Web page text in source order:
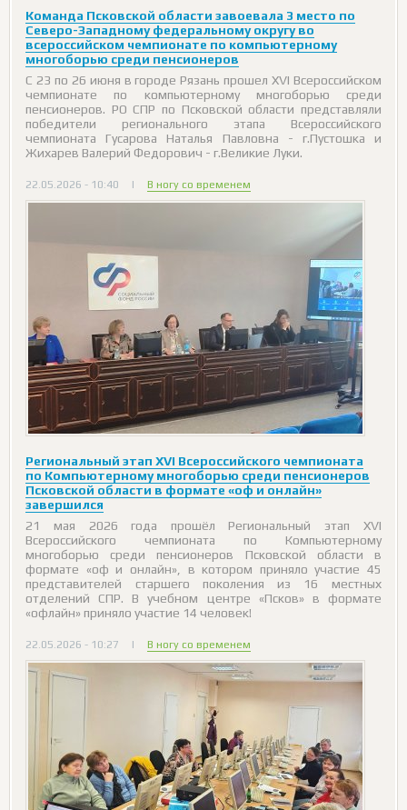
Команда Псковской области завоевала 3 место по
Северо-Западному федеральному округу во
всероссийском чемпионате по компьютерному
многоборью среди пенсионеров
С 23 по 26 июня в городе Рязань прошел XVI Всероссийском
чемпионате по компьютерному многоборью среди
пенсионеров. РО СПР по Псковской области представляли
победители регионального этапа Всероссийского
чемпионата Гусарова Наталья Павловна - г.Пустошка и
Жихарев Валерий Федорович - г.Великие Луки.
22.05.2026 - 10:40 | В ногу со временем
Региональный этап XVI Всероссийского чемпионата
по Компьютерному многоборью среди пенсионеров
Псковской области в формате «оф и онлайн»
завершился
21 мая 2026 года прошёл Региональный этап XVI
Всероссийского чемпионата по Компьютерному
многоборью среди пенсионеров Псковской области в
формате «оф и онлайн», в котором приняло участие 45
представителей старшего поколения из 16 местных
отделений СПР. В учебном центре «Псков» в формате
«офлайн» приняло участие 14 человек!
22.05.2026 - 10:27 | В ногу со временем